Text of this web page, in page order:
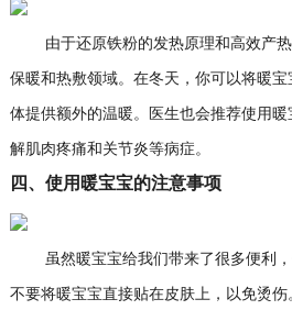
由于还原铁粉的发热原理和高效产热
保暖和热敷领域。在冬天，你可以将暖
体提供额外的温暖。医生也会推荐使用
解肌肉疼痛和关节炎等病症。
四、使用暖宝宝的注意事项
虽然暖宝宝给我们带来了很多便利，
不要将暖宝宝直接贴在皮肤上，以免烫